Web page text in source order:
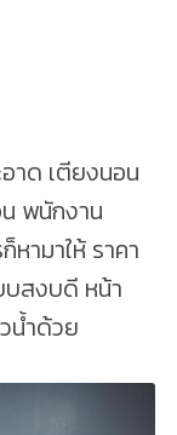
าด เตียงนอน
พนักงาน
หามาให้ ราคา
บสงบดี หน้า
น้ำด้วย